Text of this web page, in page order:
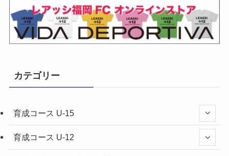
カテゴリー
育成コース U-15
育成コース U-12